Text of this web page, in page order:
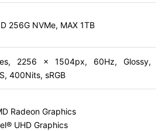
256G NVMe, MAX 1TB
2256 x 1504px, 60Hz, Glossy,
400Nits, sRGB
Radeon Graphics
UHD Graphics